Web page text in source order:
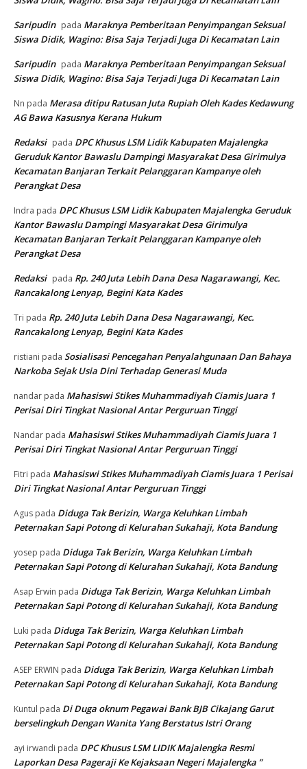
Saripudin pada Maraknya Pemberitaan Penyimpangan Seksual
Siswa Didik, Wagino: Bisa Saja Terjadi Juga Di Kecamatan Lain
Saripudin pada Maraknya Pemberitaan Penyimpangan Seksual
Siswa Didik, Wagino: Bisa Saja Terjadi Juga Di Kecamatan Lain
Nn pada Merasa ditipu Ratusan Juta Rupiah Oleh Kades Kedawung
AG Bawa Kasusnya Kerana Hukum
Redaksi pada DPC Khusus LSM Lidik Kabupaten Majalengka
Geruduk Kantor Bawaslu Dampingi Masyarakat Desa Girimulya
Kecamatan Banjaran Terkait Pelanggaran Kampanye oleh
Perangkat Desa
Indra pada DPC Khusus LSM Lidik Kabupaten Majalengka Geruduk
Kantor Bawaslu Dampingi Masyarakat Desa Girimulya
Kecamatan Banjaran Terkait Pelanggaran Kampanye oleh
Perangkat Desa
Redaksi pada Rp. 240 Juta Lebih Dana Desa Nagarawangi, Kec.
Rancakalong Lenyap, Begini Kata Kades
Tri pada Rp. 240 Juta Lebih Dana Desa Nagarawangi, Kec.
Rancakalong Lenyap, Begini Kata Kades
ristiani pada Sosialisasi Pencegahan Penyalahgunaan Dan Bahaya
Narkoba Sejak Usia Dini Terhadap Generasi Muda
nandar pada Mahasiswi Stikes Muhammadiyah Ciamis Juara 1
Perisai Diri Tingkat Nasional Antar Perguruan Tinggi
Nandar pada Mahasiswi Stikes Muhammadiyah Ciamis Juara 1
Perisai Diri Tingkat Nasional Antar Perguruan Tinggi
Fitri pada Mahasiswi Stikes Muhammadiyah Ciamis Juara 1 Perisai
Diri Tingkat Nasional Antar Perguruan Tinggi
Agus pada Diduga Tak Berizin, Warga Keluhkan Limbah
Peternakan Sapi Potong di Kelurahan Sukahaji, Kota Bandung
yosep pada Diduga Tak Berizin, Warga Keluhkan Limbah
Peternakan Sapi Potong di Kelurahan Sukahaji, Kota Bandung
Asap Erwin pada Diduga Tak Berizin, Warga Keluhkan Limbah
Peternakan Sapi Potong di Kelurahan Sukahaji, Kota Bandung
Luki pada Diduga Tak Berizin, Warga Keluhkan Limbah
Peternakan Sapi Potong di Kelurahan Sukahaji, Kota Bandung
ASEP ERWIN pada Diduga Tak Berizin, Warga Keluhkan Limbah
Peternakan Sapi Potong di Kelurahan Sukahaji, Kota Bandung
Kuntul pada Di Duga oknum Pegawai Bank BJB Cikajang Garut
berselingkuh Dengan Wanita Yang Berstatus Istri Orang
ayi irwandi pada DPC Khusus LSM LIDIK Majalengka Resmi
Laporkan Desa Pageraji Ke Kejaksaan Negeri Majalengka ”